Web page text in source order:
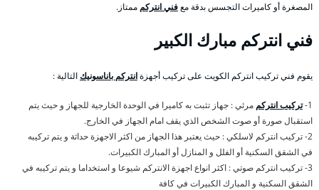
المصغرة أو كاميرات التجسس بدقة معفني انتركم ممتاز.
فني انتركم مبارك الكبير
يقوم فني تركيب انتركم الكويت على تركيب أجهزةانتركم باناسونيك التالية :
1- تركيب انتركم مرئي : جهاز تثبت به كاميرا في الوحدة الخارجية للجهاز و حيث يتم
استقبال صورة أو صوت الشخص الذي يقف امام الجهاز في الخارج.
2- تركيب انتركم لاسلكي : حيث يعتبر هذا الجهاز من اكثر الاجهزة حداثة و يتم تركيبه
في الشقق السكنية أو الفلل و المنازل أو المبارك الكبيرات.
3- تركيب انتركم صوتي : اكثر انواع اجهزة الانتركم شيوعا و استخداما و يتم تركيبه في
الشقق السكنية و المبارك الكبيرات في كافة